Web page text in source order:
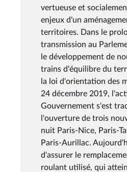
vertueuse et
enjeux d'un
territoires. Dans le
transmission au
le développement de
trains d'équilibre du
la loi d'orientation des
24 décembre 2019,
Gouvernement s'est
l'ouverture de trois
nuit Paris-Nice, Paris-
Paris-Aurillac.
d'assurer le
roulant utilisé, qui